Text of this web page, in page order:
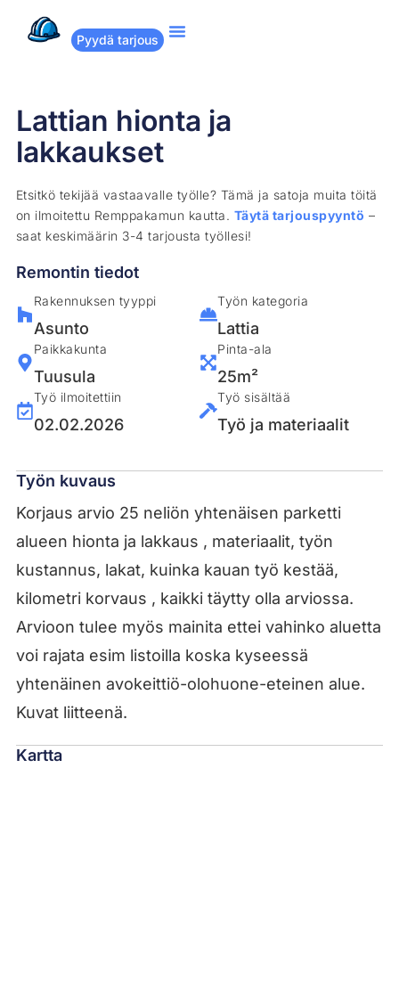
Pyydä tarjous
Lattian hionta ja
lakkaukset
Etsitkö tekijää vastaavalle työlle? Tämä ja satoja muita töitä
on ilmoitettu Remppakamun kautta. Täytä tarjouspyyntö –
saat keskimäärin 3-4 tarjousta työllesi!
Remontin tiedot
Rakennuksen tyyppi
Asunto
Paikkakunta
Tuusula
Työ ilmoitettiin
02.02.2026
Työn kategoria
Lattia
Pinta-ala
25m²
Työ sisältää
Työ ja materiaalit
Työn kuvaus
Korjaus arvio 25 neliön yhtenäisen parketti
alueen hionta ja lakkaus , materiaalit, työn
kustannus, lakat, kuinka kauan työ kestää,
kilometri korvaus , kaikki täytty olla arviossa.
Arvioon tulee myös mainita ettei vahinko aluetta
voi rajata esim listoilla koska kyseessä
yhtenäinen avokeittiö-olohuone-eteinen alue.
Kuvat liitteenä.
Kartta